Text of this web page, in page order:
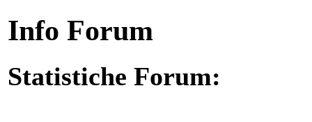
Info Forum
Statistiche Forum: